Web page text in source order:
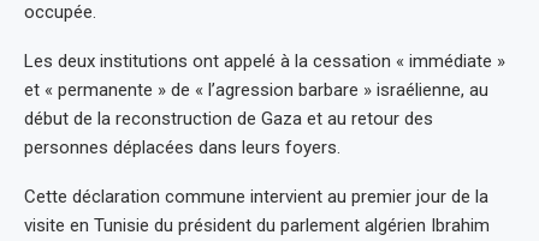
occupée.
Les deux institutions ont appelé à la cessation « immédiate »
et « permanente » de « l’agression barbare » israélienne, au
début de la reconstruction de Gaza et au retour des
personnes déplacées dans leurs foyers.
Cette déclaration commune intervient au premier jour de la
visite en Tunisie du président du parlement algérien Ibrahim